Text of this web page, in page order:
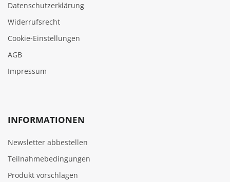
Datenschutzerklärung
Widerrufsrecht
Cookie‑Einstellungen
AGB
Impressum
INFORMATIONEN
Newsletter abbestellen
Teilnahmebedingungen
Produkt vorschlagen